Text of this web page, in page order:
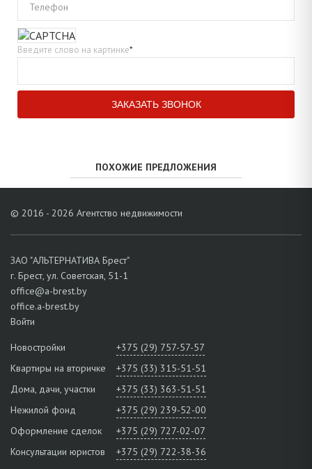
Телефон
Введите слово на картинке*
ПОХОЖИЕ ПРЕДЛОЖЕНИЯ
© 2016 - 2026 Агентство недвижимости
ЗАО "АЛЬТЕРНАТИВА Брест"
г. Брест, ул. Советская, 51-1
office@a-brest.by
office.a-brest.by
Войти
Новостройки
+375 (29) 757-57-57
Квартиры на вторичке
+375 (33) 315-51-51
Дома, дачи, участки
+375 (33) 363-51-51
Нежилой фонд
+375 (29) 239-52-00
Оформление сделок
+375 (29) 727-02-07
Консультации юристов
+375 (29) 722-38-36